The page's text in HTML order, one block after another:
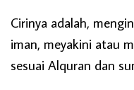
Cirinya adalah,
iman, meyakini atau
sesuai Alquran dan